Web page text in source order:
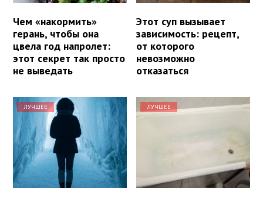
Чем «накормить»
герань, чтобы она
цвела год напролет:
этот секрет так просто
не выведать
Этот суп вызывает
зависимость: рецепт,
от которого
невозможно
отказаться
ЛУЧШЕЕ ЛУЧШЕЕ